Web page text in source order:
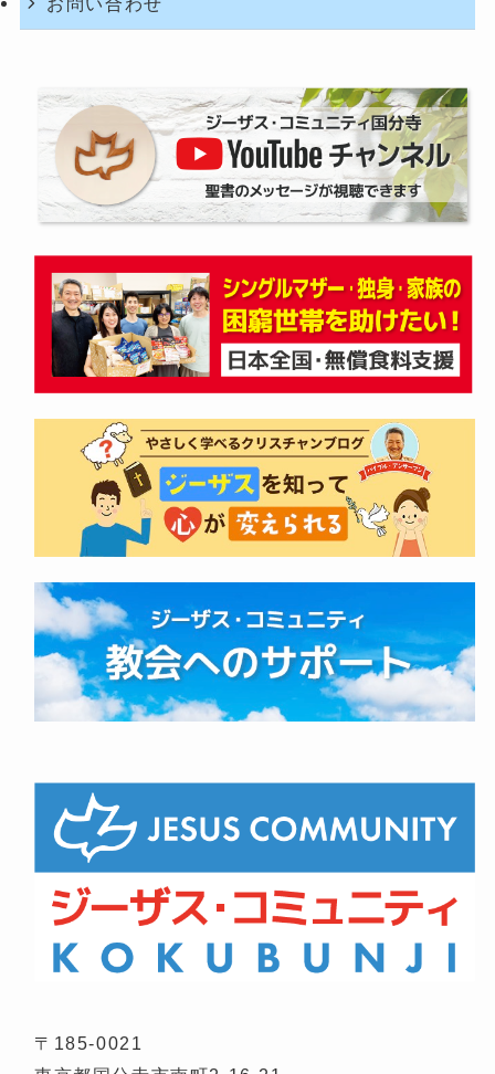
〒185-0021